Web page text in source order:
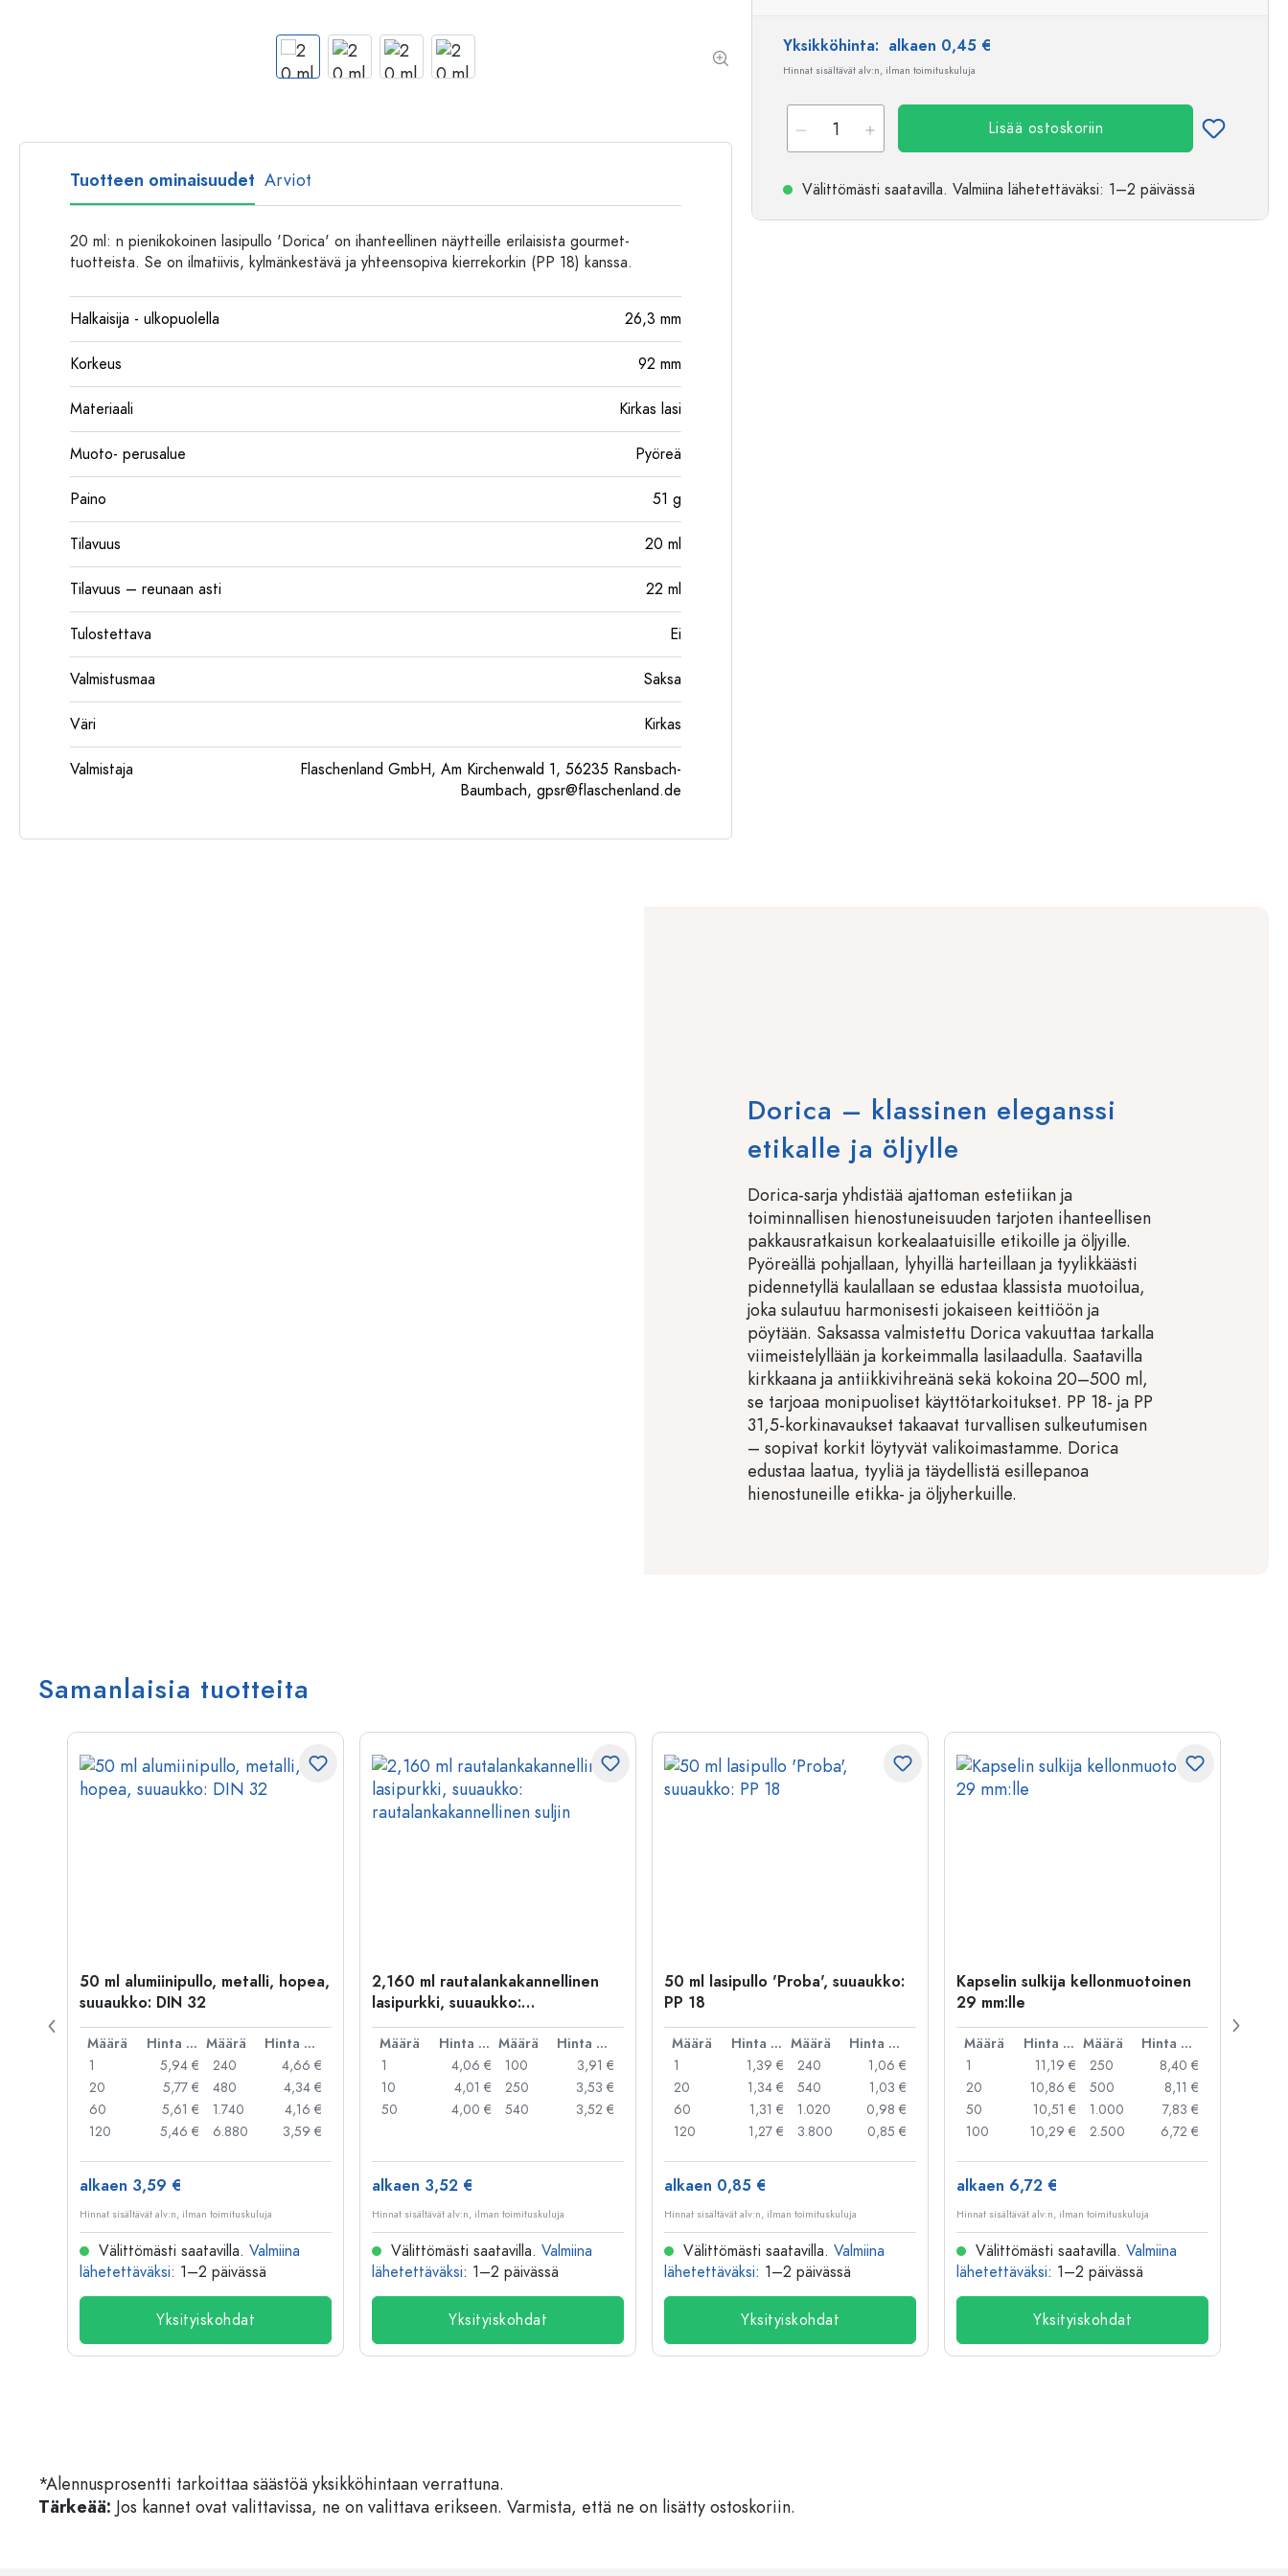
Yksikköhinta: alkaen 0,45 €
Hinnat sisältävät alv:n, ilman toimituskuluja
Lisää ostoskoriin
Välittömästi saatavilla. Valmiina lähetettäväksi: 1–2 päivässä
Tuotteen ominaisuudet Arviot
20 ml: n pienikokoinen lasipullo 'Dorica' on ihanteellinen näytteille erilaisista gourmet-
tuotteista. Se on ilmatiivis, kylmänkestävä ja yhteensopiva kierrekorkin (PP 18) kanssa.
Halkaisija - ulkopuolella 26,3 mm
Korkeus 92 mm
Materiaali Kirkas lasi
Muoto- perusalue Pyöreä
Paino 51 g
Tilavuus 20 ml
Tilavuus – reunaan asti 22 ml
Tulostettava Ei
Valmistusmaa Saksa
Väri Kirkas
Valmistaja
Flaschenland GmbH, Am Kirchenwald 1, 56235 Ransbach-
Baumbach, gpsr@flaschenland.de
Dorica – klassinen eleganssi
etikalle ja öljylle
Dorica-sarja yhdistää ajattoman estetiikan ja
toiminnallisen hienostuneisuuden tarjoten ihanteellisen
pakkausratkaisun korkealaatuisille etikoille ja öljyille.
Pyöreällä pohjallaan, lyhyillä harteillaan ja tyylikkäästi
pidennetyllä kaulallaan se edustaa klassista muotoilua,
joka sulautuu harmonisesti jokaiseen keittiöön ja
pöytään. Saksassa valmistettu Dorica vakuuttaa tarkalla
viimeistelyllään ja korkeimmalla lasilaadulla. Saatavilla
kirkkaana ja antiikkivihreänä sekä kokoina 20–500 ml,
se tarjoaa monipuoliset käyttötarkoitukset. PP 18- ja PP
31,5-korkinavaukset takaavat turvallisen sulkeutumisen
– sopivat korkit löytyvät valikoimastamme. Dorica
edustaa laatua, tyyliä ja täydellistä esillepanoa
hienostuneille etikka- ja öljyherkuille.
Samanlaisia tuotteita
50 ml alumiinipullo, metalli, hopea,
suuaukko: DIN 32
Määrä Hinta per kpl Määrä
Hinta per kpl
1
5,94 €
20
5,77 €
60
5,61 €
120
5,46 €
240
4,66 €
480
4,34 €
1.740
4,16 €
6.880
3,59 €
alkaen 3,59 €
Hinnat sisältävät alv:n, ilman toimituskuluja
Välittömästi saatavilla. Valmiina
lähetettäväksi: 1–2 päivässä
Yksityiskohdat
2,160 ml rautalankakannellinen
lasipurkki, suuaukko:
rautalankakannellinen suljin
Määrä Hinta per kpl Määrä
Hinta per kpl
1
4,06 €
10
4,01 €
50
4,00 €
100
3,91 €
250
3,53 €
540
3,52 €
alkaen 3,52 €
Hinnat sisältävät alv:n, ilman toimituskuluja
Välittömästi saatavilla. Valmiina
lähetettäväksi: 1–2 päivässä
Yksityiskohdat
50 ml lasipullo 'Proba', suuaukko:
PP 18
Määrä Hinta per kpl Määrä
Hinta per kpl
1
1,39 €
20
1,34 €
60
1,31 €
120
1,27 €
240
1,06 €
540
1,03 €
1.020
0,98 €
3.800
0,85 €
alkaen 0,85 €
Hinnat sisältävät alv:n, ilman toimituskuluja
Välittömästi saatavilla. Valmiina
lähetettäväksi: 1–2 päivässä
Yksityiskohdat
Kapselin sulkija kellonmuotoinen
29 mm:lle
Määrä Hinta per kpl Määrä
Hinta per kpl
1
11,19 €
20
10,86 €
50
10,51 €
100
10,29 €
250
8,40 €
500
8,11 €
1.000
7,83 €
2.500
6,72 €
alkaen 6,72 €
Hinnat sisältävät alv:n, ilman toimituskuluja
Välittömästi saatavilla. Valmiina
lähetettäväksi: 1–2 päivässä
Yksityiskohdat
*Alennusprosentti tarkoittaa säästöä yksikköhintaan verrattuna.
Tärkeää: Jos kannet ovat valittavissa, ne on valittava erikseen. Varmista, että ne on lisätty ostoskoriin.